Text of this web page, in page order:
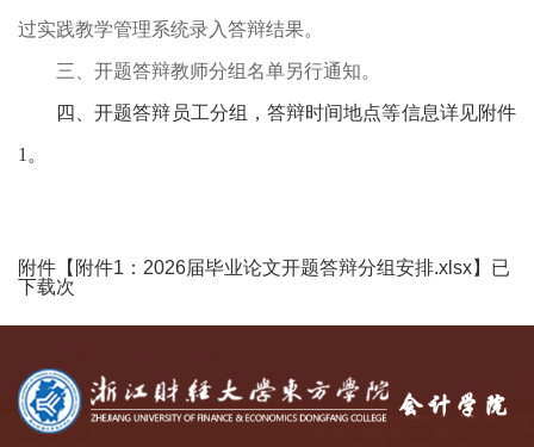
过实践教学管理系统录入答辩结果。
三、开题答辩教师分组名单另行通知。
四、开题答辩员工分组，答辩时间地点等信息详见附件
1。
附件【 附件1：2026届毕业论文开题答辩分组安排.xlsx】已
下载次